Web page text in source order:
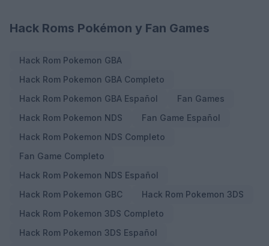
Hack Roms Pokémon y Fan Games
Hack Rom Pokemon GBA
Hack Rom Pokemon GBA Completo
Hack Rom Pokemon GBA Español
Fan Games
Hack Rom Pokemon NDS
Fan Game Español
Hack Rom Pokemon NDS Completo
Fan Game Completo
Hack Rom Pokemon NDS Español
Hack Rom Pokemon GBC
Hack Rom Pokemon 3DS
Hack Rom Pokemon 3DS Completo
Hack Rom Pokemon 3DS Español